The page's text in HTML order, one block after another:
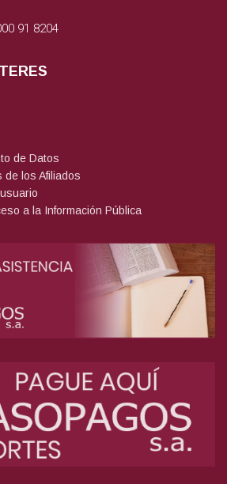
91 8204
de Datos
de los Afiliados
a la Información Pública